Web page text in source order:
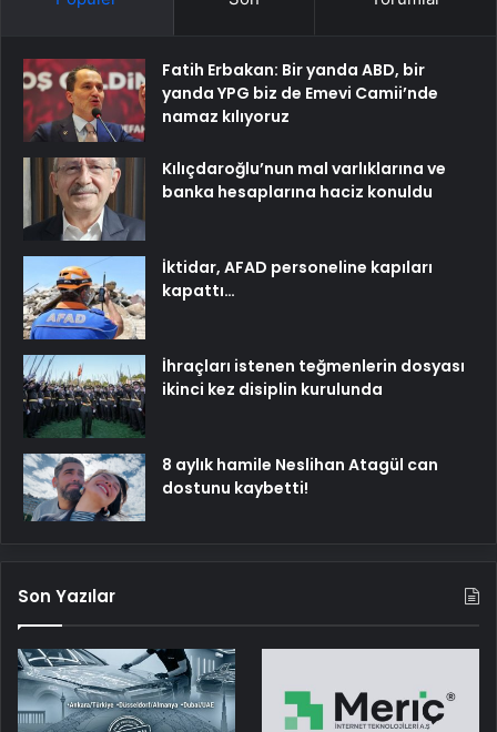
Fatih Erbakan: Bir yanda ABD, bir
yanda YPG biz de Emevi Camii’nde
namaz kılıyoruz
Kılıçdaroğlu’nun mal varlıklarına ve
banka hesaplarına haciz konuldu
İktidar, AFAD personeline kapıları
kapattı…
İhraçları istenen teğmenlerin dosyası
ikinci kez disiplin kurulunda
8 aylık hamile Neslihan Atagül can
dostunu kaybetti!
Son Yazılar